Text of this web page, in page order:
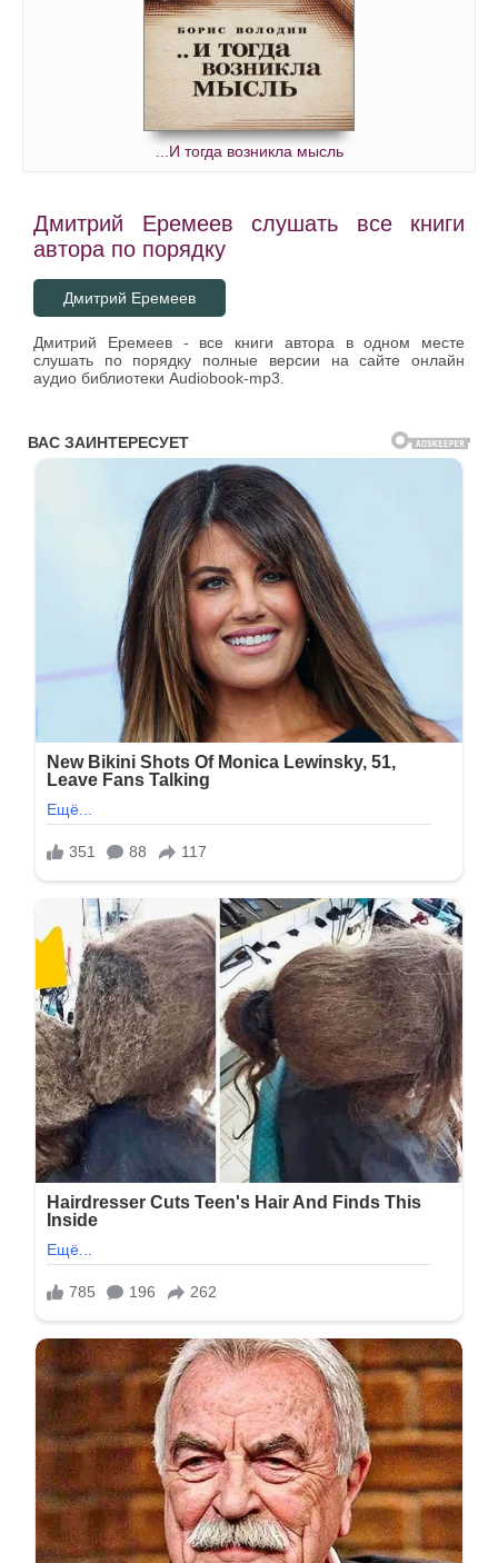
...И тогда возникла мысль
Дмитрий Еремеев слушать все книги
автора по порядку
Дмитрий Еремеев
Дмитрий Еремеев - все книги автора в одном месте
слушать по порядку полные версии на сайте онлайн
аудио библиотеки Audiobook-mp3.